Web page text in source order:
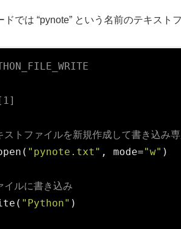
ドでは “pynote” という名前のテキスト
トファイルを新規作成して書き込み専
"pynote.txt" , mode="w" )
ルに書き込み
"Python" )